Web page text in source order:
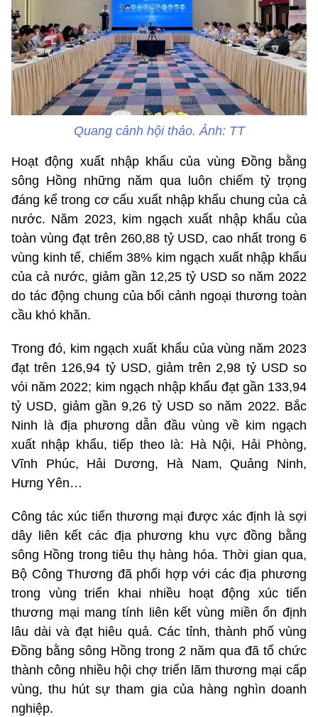
Quang cảnh hội thảo. Ảnh: TT
Hoạt động xuất nhập khẩu của vùng Đồng bằng
sông Hồng những năm qua luôn chiếm tỷ trọng
đáng kể trong cơ cấu xuất nhập khẩu chung của cả
nước. Năm 2023, kim ngạch xuất nhập khẩu của
toàn vùng đạt trên 260,88 tỷ USD, cao nhất trong 6
vùng kinh tế, chiếm 38% kim ngạch xuất nhập khẩu
của cả nước, giảm gần 12,25 tỷ USD so năm 2022
do tác động chung của bối cảnh ngoại thương toàn
cầu khó khăn.
Trong đó, kim ngạch xuất khẩu của vùng năm 2023
đạt trên 126,94 tỷ USD, giảm trên 2,98 tỷ USD so
vói năm 2022; kim ngạch nhập khẩu đạt gần 133,94
tỷ USD, giảm gần 9,26 tỷ USD so năm 2022. Bắc
Ninh là địa phương dẫn đầu vùng về kim ngạch
xuất nhập khẩu, tiếp theo là: Hà Nội, Hải Phòng,
Vĩnh Phúc, Hải Dương, Hà Nam, Quảng Ninh,
Hưng Yên…
Công tác xúc tiến thương mại được xác định là sợi
dây liên kết các địa phương khu vực đồng bằng
sông Hồng trong tiêu thụ hàng hóa. Thời gian qua,
Bộ Công Thương đã phối hợp với các địa phương
trong vùng triển khai nhiều hoạt động xúc tiến
thương mại mang tính liên kết vùng miền ổn định
lâu dài và đạt hiêu quả. Các tỉnh, thành phố vùng
Đồng bằng sông Hồng trong 2 năm qua đã tổ chức
thành công nhiều hội chợ triển lãm thương mại cấp
vùng, thu hút sự tham gia của hàng nghìn doanh
nghiệp.